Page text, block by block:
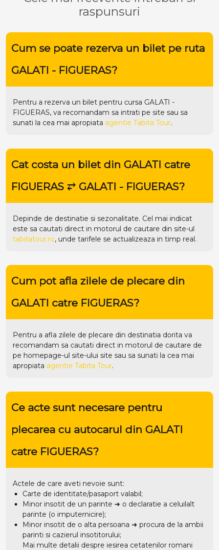
raspunsuri
Cum se poate rezerva un bilet pe ruta
GALATI - FIGUERAS?
Pentru a rezerva un bilet pentru cursa GALATI -
FIGUERAS, va recomandam sa intrati pe site sau sa
sunati la cea mai apropiata agentie Tabita Tour.
Cat costa un bilet din GALATI catre
FIGUERAS ⥂ GALATI - FIGUERAS?
Depinde de destinatie si sezonalitate. Cel mai indicat
este sa cautati direct in motorul de cautare din site-ul
tabitatour.ro, unde tarifele se actualizeaza in timp real.
Cum pot afla zilele de plecare din
GALATI catre FIGUERAS?
Pentru a afla zilele de plecare din destinatia dorita va
recomandam sa cautati direct in motorul de cautare de
pe homepage-ul site-ului site sau sa sunati la cea mai
apropiata agentie Tabita Tour.
Ce acte sunt necesare pentru
plecarea cu autocarul din GALATI
catre FIGUERAS?
Actele de care aveti nevoie sunt:
Carte de identitate/pasaport valabil;
Minor insotit de un parinte ➜ o declaratie a celuilalt
parinte (o imputernicire);
Minor insotit de o alta persoana ➜ procura de la ambii
parinti si cazierul insotitorului;
Mai multe detalii despre iesirea cetatenilor romani